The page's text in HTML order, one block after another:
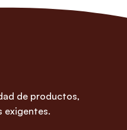
de productos,
exigentes.